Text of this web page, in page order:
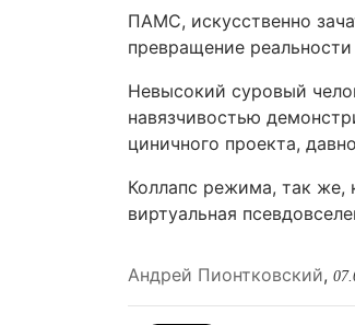
ПАМС, искусственно
превращение
Невысокий суровый
навязчивостью
циничного проекта,
Коллапс режима, так
виртуальная
Андрей Пионтковский,